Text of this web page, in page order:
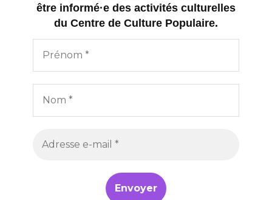
être informé·e des activités culturelles
du Centre de Culture Populaire.